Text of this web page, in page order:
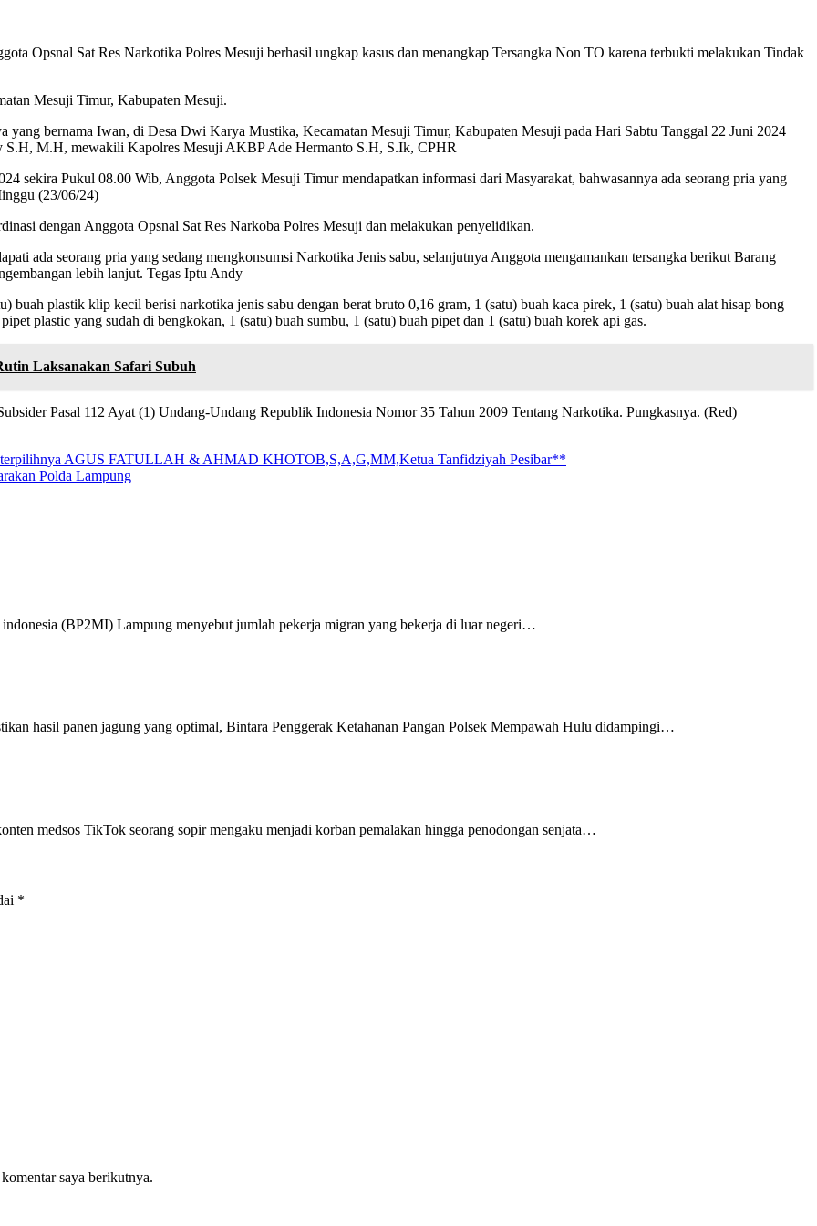
Opsnal Sat Res Narkotika Polres Mesuji berhasil ungkap kasus dan menangkap Tersangka Non TO karena terbukti melakukan Tindak
Mesuji Timur, Kabupaten Mesuji.
yang bernama Iwan, di Desa Dwi Karya Mustika, Kecamatan Mesuji Timur, Kabupaten Mesuji pada Hari Sabtu Tanggal 22 Juni 2024
M.H, mewakili Kapolres Mesuji AKBP Ade Hermanto S.H, S.Ik, CPHR
sekira Pukul 08.00 Wib, Anggota Polsek Mesuji Timur mendapatkan informasi dari Masyarakat, bahwasannya ada seorang pria yang
(23/06/24)
dengan Anggota Opsnal Sat Res Narkoba Polres Mesuji dan melakukan penyelidikan.
ada seorang pria yang sedang mengkonsumsi Narkotika Jenis sabu, selanjutnya Anggota mengamankan tersangka berikut Barang
lebih lanjut. Tegas Iptu Andy
buah plastik klip kecil berisi narkotika jenis sabu dengan berat bruto 0,16 gram, 1 (satu) buah kaca pirek, 1 (satu) buah alat hisap bong
plastic yang sudah di bengkokan, 1 (satu) buah sumbu, 1 (satu) buah pipet dan 1 (satu) buah korek api gas.
Laksanakan Safari Subuh
Pasal 112 Ayat (1) Undang-Undang Republik Indonesia Nomor 35 Tahun 2009 Tentang Narkotika. Pungkasnya. (Red)
terpilihnya AGUS FATULLAH & AHMAD KHOTOB,S,A,G,MM,Ketua Tanfidziyah Pesibar**
Polda Lampung
(BP2MI) Lampung menyebut jumlah pekerja migran yang bekerja di luar negeri…
hasil panen jagung yang optimal, Bintara Penggerak Ketahanan Pangan Polsek Mempawah Hulu didampingi…
medsos TikTok seorang sopir mengaku menjadi korban pemalakan hingga penodongan senjata…
*
saya berikutnya.